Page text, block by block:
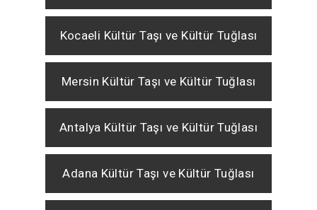
Kocaeli Kültür Taşı ve Kültür Tuğlası
Mersin Kültür Taşı ve Kültür Tuğlası
Antalya Kültür Taşı ve Kültür Tuğlası
Adana Kültür Taşı ve Kültür Tuğlası